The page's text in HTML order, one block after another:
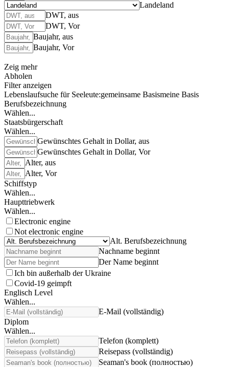
Landeland
DWT, aus
DWT, Vor
Baujahr, aus
Baujahr, Vor
Zeig mehr
Abholen
Filter anzeigen
Lebenslaufsuche für Seeleute:gemeinsame Basismeine Basis
Berufsbezeichnung
Wählen...
Staatsbürgerschaft
Wählen...
Gewünschtes Gehalt in Dollar, aus
Gewünschtes Gehalt in Dollar, Vor
Alter, aus
Alter, Vor
Schiffstyp
Wählen...
Haupttriebwerk
Wählen...
Electronic engine
Not electronic engine
Alt. Berufsbezeichnung
Nachname beginnt
Der Name beginnt
Ich bin außerhalb der Ukraine
Covid-19 geimpft
Englisch Level
Wählen...
E-Mail (vollständig)
Diplom
Wählen...
Telefon (komplett)
Reisepass (vollständig)
Seaman's book (полностью)